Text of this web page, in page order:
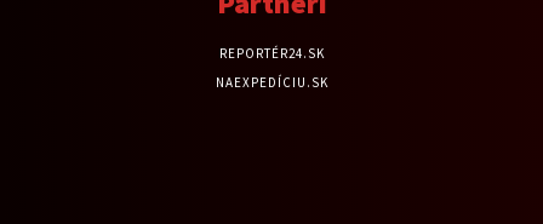
REPORTÉR24.SK
NAEXPEDÍCIU.SK